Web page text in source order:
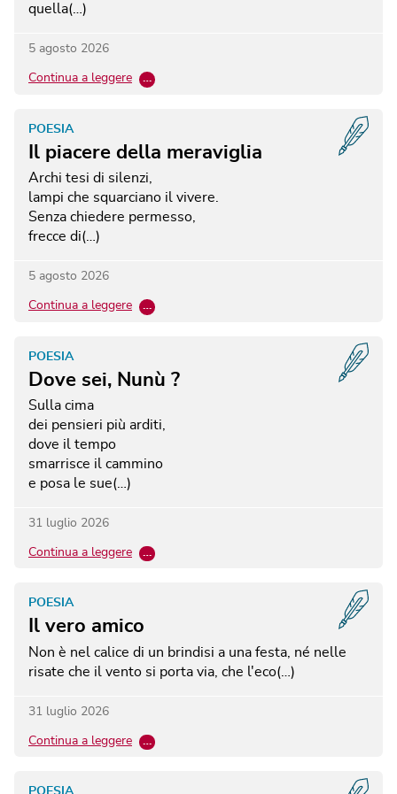
quella(…)
5 agosto 2026
Continua a leggere …
Il piacere della meraviglia
POESIA
Archi tesi di silenzi,
lampi che squarciano il vivere.
Senza chiedere permesso,
frecce di(…)
5 agosto 2026
Continua a leggere …
Dove sei, Nunù ?
POESIA
Sulla cima
dei pensieri più arditi,
dove il tempo
smarrisce il cammino
e posa le sue(…)
31 luglio 2026
Continua a leggere …
Il vero amico
POESIA
Non è nel calice di un brindisi a una festa, né nelle
risate che il vento si porta via, che l'eco(…)
31 luglio 2026
Continua a leggere …